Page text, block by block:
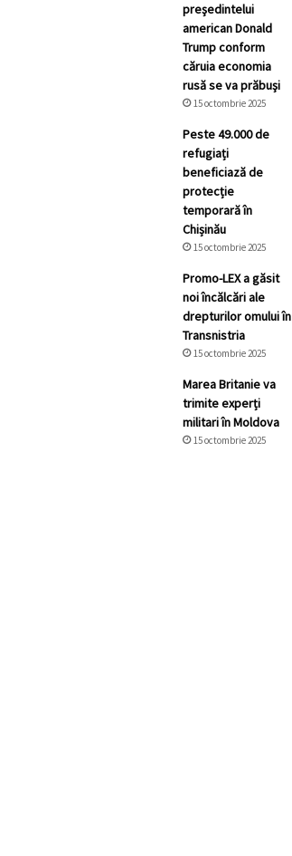
preşedintelui
american Donald
Trump conform
căruia economia
rusă se va prăbuşi
15 octombrie 2025
Peste 49.000 de
refugiați
beneficiază de
protecție
temporară în
Chișinău
15 octombrie 2025
Promo-LEX a găsit
noi încălcări ale
drepturilor omului în
Transnistria
15 octombrie 2025
Marea Britanie va
trimite experți
militari în Moldova
15 octombrie 2025